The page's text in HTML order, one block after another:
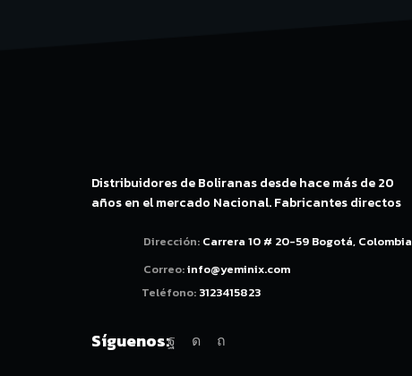
Distribuidores de Boliranas desde hace más de 20
años en el mercado Nacional. Fabricantes directos
Dirección: Carrera 10 # 20-59 Bogotá, Colombia
Correo:info@yeminix.com
Teléfono: 3123415823
Síguenos:Facebook
Instagram
Pinterest